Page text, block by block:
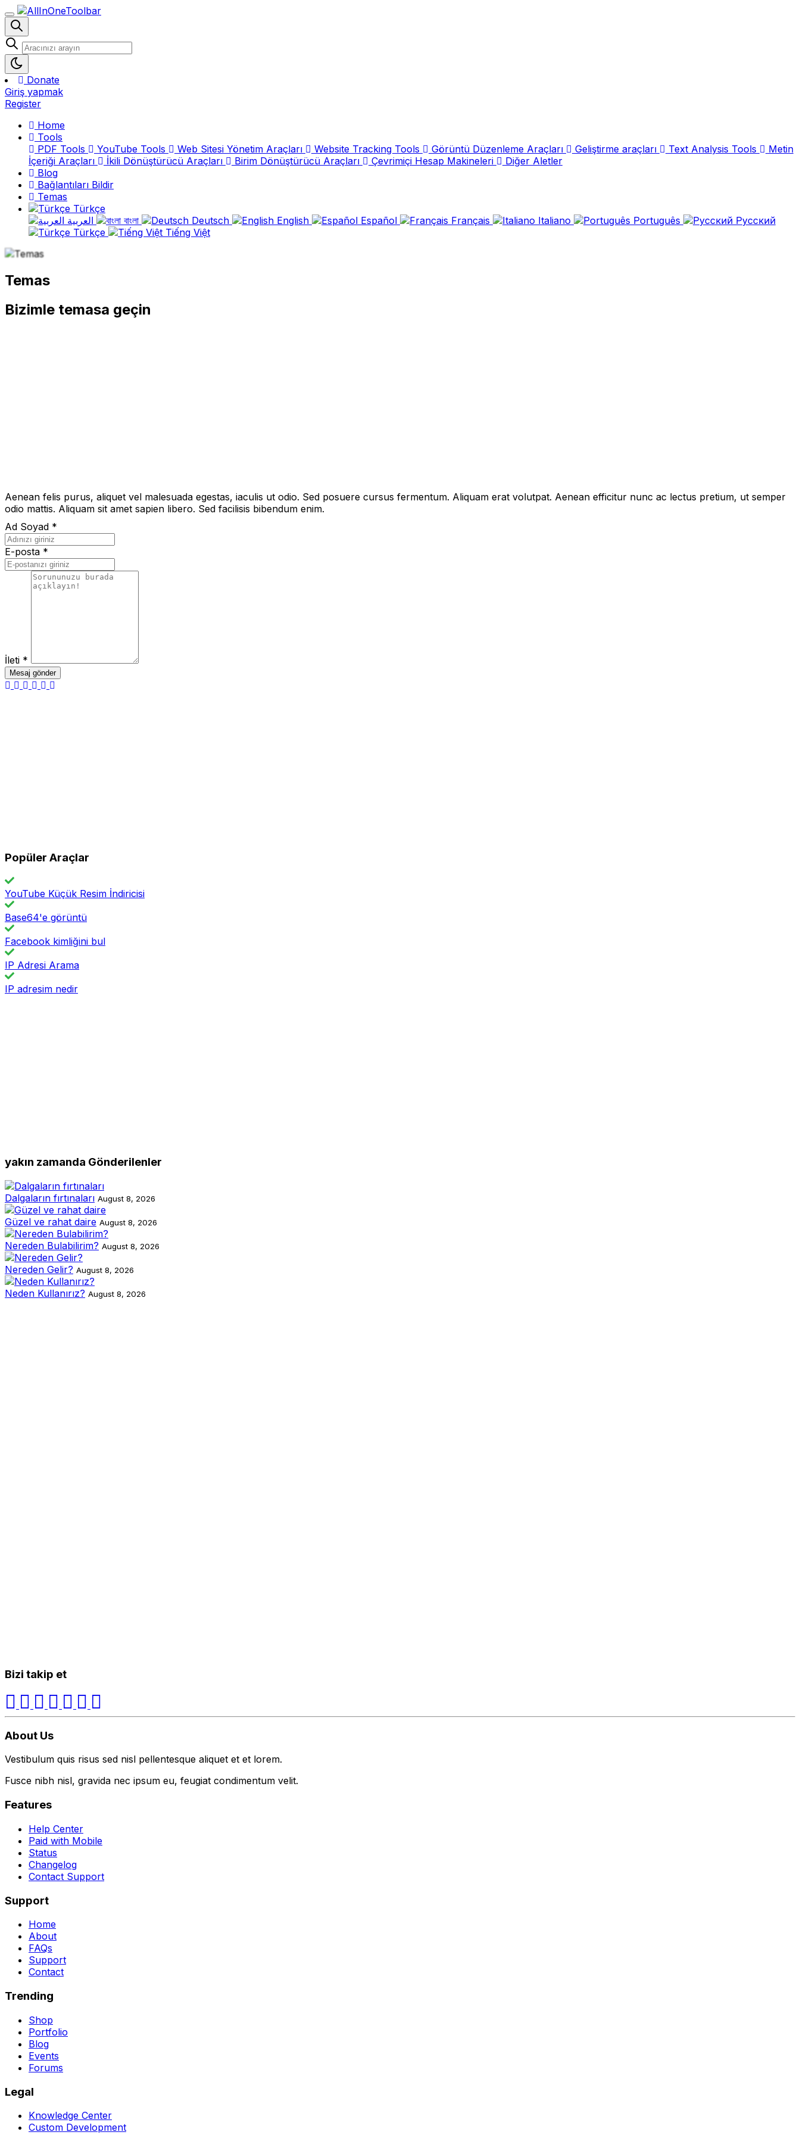
Donate
Giriş yapmak
Register
Home
Tools
PDF Tools
YouTube Tools Web Sitesi Yönetim Araçları Website Tracking Tools Görüntü Düzenleme Araçları Geliştirme araçları Text Analysis Tools
Metin
İçeriği Araçları
İkili Dönüştürücü Araçları Birim Dönüştürücü Araçları Çevrimiçi Hesap Makineleri
Diğer Aletler
Blog
Bağlantıları Bildir
Temas
Türkçe
বাংলা Deutsch English Español Français Italiano Português
Русский
Türkçe
Tiếng Việt
Temas
Bizimle temasa geçin
Aenean felis purus, aliquet vel malesuada egestas, iaculis ut odio. Sed posuere cursus fermentum. Aliquam erat volutpat. Aenean efficitur nunc ac lectus pretium, ut semper
odio mattis. Aliquam sit amet sapien libero. Sed facilisis bibendum enim.
Ad Soyad *
E-posta *
İleti *
Mesaj gönder
Popüler Araçlar
YouTube Küçük Resim İndiricisi
Base64'e görüntü
Facebook kimliğini bul
IP Adresi Arama
IP adresim nedir
yakın zamanda Gönderilenler
Dalgaların fırtınaları August 8, 2026
Güzel ve rahat daire August 8, 2026
Nereden Bulabilirim? August 8, 2026
Nereden Gelir? August 8, 2026
Neden Kullanırız? August 8, 2026
Bizi takip et
About Us
Vestibulum quis risus sed nisl pellentesque aliquet et et lorem.
Fusce nibh nisl, gravida nec ipsum eu, feugiat condimentum velit.
Features
Help Center
Paid with Mobile
Status
Changelog
Contact Support
Support
Home
About
FAQs
Support
Contact
Trending
Shop
Portfolio
Blog
Events
Forums
Legal
Knowledge Center
Custom Development